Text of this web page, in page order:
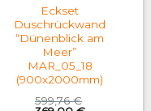
Eckset
Duschrückwand
“Dünenblick am
Meer”
MAR_05_18
(900x2000mm)
599,76€